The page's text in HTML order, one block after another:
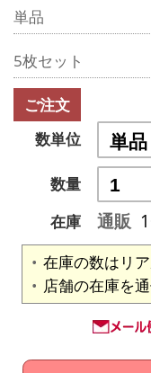
単品
5枚セット
ご注文
数単位
数量
在庫
通販
在庫の数はリ
店舗の在庫を